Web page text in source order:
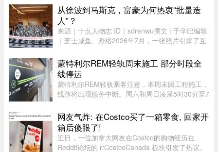
南磁极，南磁极则转变为北 ...
从徐波到马斯克，富豪为何热衷“批量造
人”？
来源｜十点人物志 ID｜sdrenwu撰文 | 于辛巴编辑
｜芝士咸鱼、野格2026年7月，一张照片引爆了互
列。两边站着照顾他们的阿姨，前方拉着一条横
幅。照片由多益网络官方微博 ...
蒙特利尔REM轻轨周末施工 部分时段全
线停运
蒙特利尔REM轻轨乘客注意，本周末因工程施工，
线路将出现服务中断。周六和周日凌晨5时30分至7
至Bois-Franc路段停运时间将持续至上午10时。
REM将安排接驳巴士连接受影响 ...
网友气炸: 在Costco买了一箱零食, 回家开
箱后傻眼了!
近日，一位加拿大网友在Costco的购物经历在
Reddit论坛的 r/CostcoCanada 板块引发了热议。